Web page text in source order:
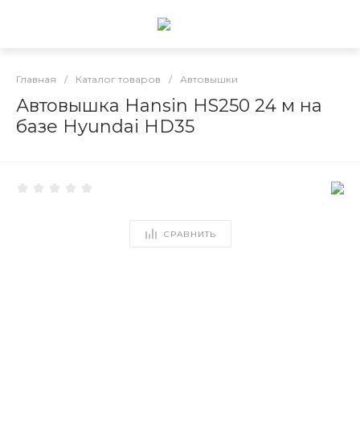
Главная / Каталог товаров / Автовышки
Автовышка Hansin HS250 24 м на
базе Hyundai HD35
СРАВНИТЬ